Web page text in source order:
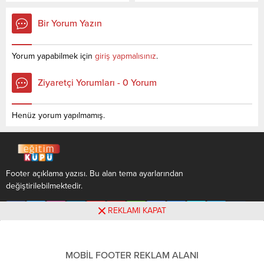
sıralama.2022 TYT AYT (YKS)
Taban Puanları, Kontenjanları
aşağıdaki gibidir. Bu puanlar
2021 ve 2020 yılına ait
önlisans (iki yıllık )üniversite
yerleştirme
verilerin tamamı ÖSYM ve
YÖK (YÖKATLAS) tarafından...
gibidir. Bu puanlar 2021 ve
verilerin tamamı ÖSYM ve...
Bir Yorum Yazın
Yorum yapabilmek için giriş yapmalısınız.
Ziyaretçi Yorumları - 0 Yorum
Henüz yorum yapılmamış.
Footer açıklama yazısı. Bu alan tema ayarlarından
değiştirilebilmektedir.
REKLAMI KAPAT
MOBİL FOOTER REKLAM ALANI